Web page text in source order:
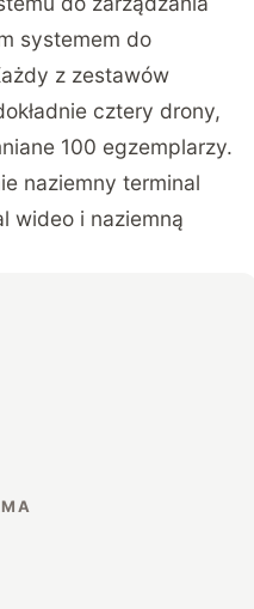
systemem do
z zestawów
cztery drony,
100 egzemplarzy.
naziemny terminal
wideo i naziemną